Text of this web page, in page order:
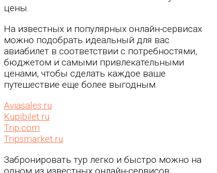
цены.
На известных и популярных онлайн-сервисах
можно подобрать идеальный для вас
авиабилет в соответствии с потребностями,
бюджетом и самыми привлекательными
ценами, чтобы сделать каждое ваше
путешествие еще более выгодным.
Aviasales.ru
Kupibilet.ru
Trip.com
Tripsmarket.ru
Забронировать тур легко и быстро можно на
одном из известных онлайн-сервисов.